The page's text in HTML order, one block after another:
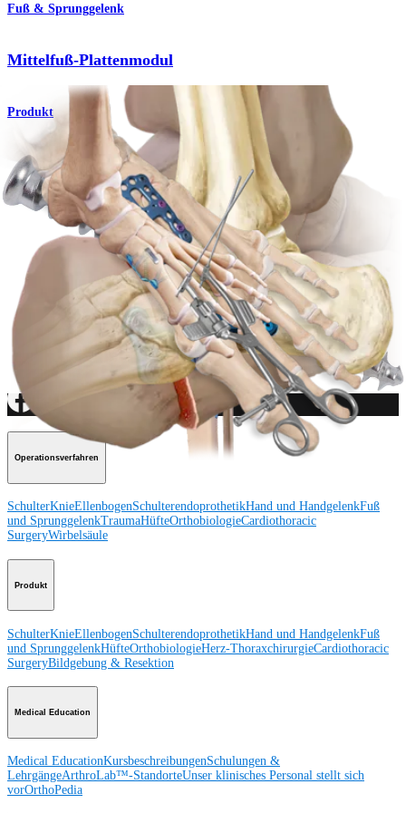
Fuß & Sprunggelenk
Mittelfuß-Plattenmodul
Produkt
Fuß & Sprunggelenk
Plantare Lapidusplatte
Produkt
Wie können wir Ihnen helfen?
Medizinproduktberater:in kontaktieren
Veranstaltungen, Lab-Vorführungen und Schulungsmöglichkeiten
Unseren Newsletter abonnieren
Besuchen Sie uns
Operationsverfahren
SchulterKnieEllenbogenSchulterendoprothetikHand und HandgelenkFuß
und SprunggelenkTraumaHüfteOrthobiologieCardiothoracic
SurgeryWirbelsäule
Produkt
SchulterKnieEllenbogenSchulterendoprothetikHand und HandgelenkFuß
und SprunggelenkHüfteOrthobiologieHerz-ThoraxchirurgieCardiothoracic
SurgeryBildgebung & Resektion
Medical Education
Medical EducationKursbeschreibungenSchulungen &
LehrgängeArthroLab™-StandorteUnser klinisches Personal stellt sich
vorOrthoPedia